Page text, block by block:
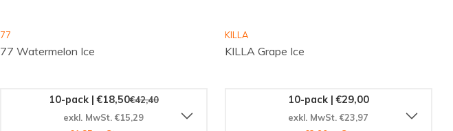
77
77 Watermelon Ice
10-pack | €18,50€42,40
exkl. MwSt. €15,29
KILLA
KILLA Grape Ice
10-pack | €29,00
exkl. MwSt. €23,97